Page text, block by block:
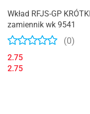
Wkład RFJS-GP
zamiennik wk 9541
(0)
2.75
2.75